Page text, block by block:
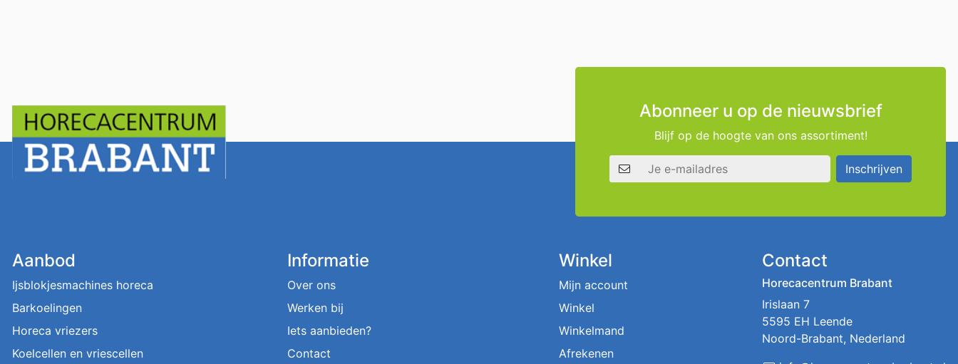
Abonneer u op de nieuwsbrief
Blijf op de hoogte van ons assortiment!
E-mailadres
Inschrijven
Aanbod
Ijsblokjesmachines horeca
Barkoelingen
Horeca vriezers
Koelcellen en vriescellen
Informatie
Over ons
Werken bij
Iets aanbieden?
Contact
Winkel
Mijn account
Winkel
Winkelmand
Afrekenen
Contact
Horecacentrum Brabant
Irislaan 7
5595 EH Leende
Noord-Brabant, Nederland